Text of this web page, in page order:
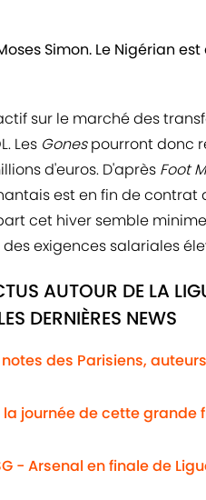
Simon. Le Nigérian
sur le marché des
Les Gonespourront donc
d'euros. D'après Foot
est en fin de contrat
cet hiver semble
exigences salariales
AUTOUR DE LA
DERNIÈRES NEWS
notes des Parisiens,
la journée de cette
- Arsenal en finale de